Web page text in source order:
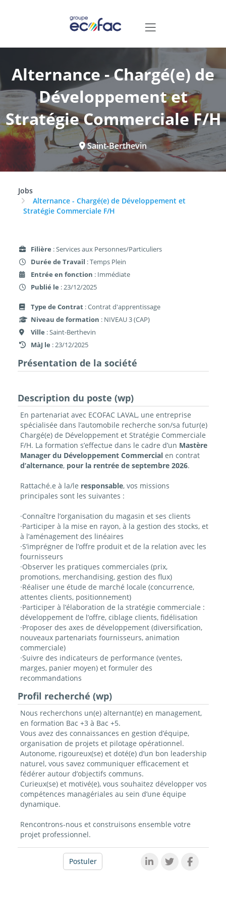
Alternance - Chargé(e) de
Développement et
Stratégie Commerciale F/H
Saint-Berthevin
Jobs
Alternance - Chargé(e) de Développement et
Stratégie Commerciale F/H
Filière : Services aux Personnes/Particuliers
Durée de Travail : Temps Plein
Entrée en fonction : Immédiate
Publié le : 23/12/2025
Type de Contrat : Contrat d'apprentissage
Niveau de formation : NIVEAU 3 (CAP)
Ville : Saint-Berthevin
MàJ le : 23/12/2025
Présentation de la société
Description du poste (wp)
En partenariat avec ECOFAC LAVAL, une entreprise
spécialisée dans l’automobile recherche son/sa futur(e)
Chargé(e) de Développement et Stratégie Commerciale
F/H. La formation s’effectue dans le cadre d’un Mastère
Manager du Développement Commercialen contrat
d’alternance, pour la rentrée de septembre 2026.
Rattaché.e à la/le responsable, vos missions
principales sont les suivantes :
·Connaître l’organisation du magasin et ses clients
·Participer à la mise en rayon, à la gestion des stocks, et
à l’aménagement des linéaires
·S’imprégner de l’offre produit et de la relation avec les
fournisseurs
·Observer les pratiques commerciales (prix,
promotions, merchandising, gestion des flux)
·Réaliser une étude de marché locale (concurrence,
attentes clients, positionnement)
·Participer à l’élaboration de la stratégie commerciale :
développement de l’offre, ciblage clients, fidélisation
·Proposer des axes de développement (diversification,
nouveaux partenariats fournisseurs, animation
commerciale)
·Suivre des indicateurs de performance (ventes,
marges, panier moyen) et formuler des
recommandations
Profil recherché (wp)
Nous recherchons un(e) alternant(e) en management,
en formation Bac +3 à Bac +5.
Vous avez des connaissances en gestion d’équipe,
organisation de projets et pilotage opérationnel.
Autonome, rigoureux(se) et doté(e) d’un bon leadership
naturel, vous savez communiquer efficacement et
fédérer autour d’objectifs communs.
Curieux(se) et motivé(e), vous souhaitez développer vos
compétences managériales au sein d’une équipe
dynamique.
Rencontrons-nous et construisons ensemble votre
projet professionnel.
Postuler